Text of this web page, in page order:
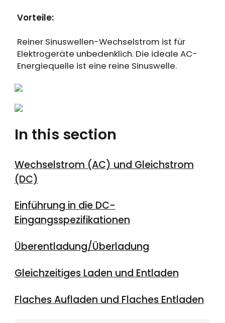
Vorteile:
Reiner Sinuswellen-Wechselstrom ist für
Elektrogeräte unbedenklich. Die ideale AC-
Energiequelle ist eine reine Sinuswelle.
In this section
Wechselstrom (AC) und Gleichstrom
(DC)
Einführung in die DC-
Eingangsspezifikationen
Überentladung/Überladung
Gleichzeitiges Laden und Entladen
Flaches Aufladen und Flaches Entladen